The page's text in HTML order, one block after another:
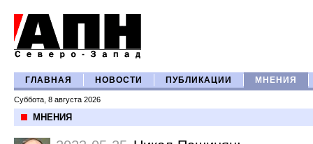
ГЛАВНАЯ НОВОСТИ ПУБЛИКАЦИИ МНЕНИЯ
Суббота, 8 августа 2026
МНЕНИЯ